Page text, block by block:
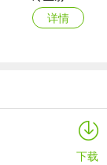
详情
王牌战士手游
下载